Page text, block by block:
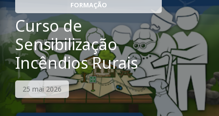
FORMAÇÃO
Curso de
Sensibilização
Incêndios Rurais
25 mai 2026